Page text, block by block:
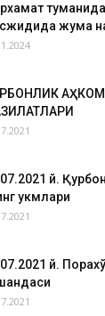
жума
й.
ҳукмлари
й.